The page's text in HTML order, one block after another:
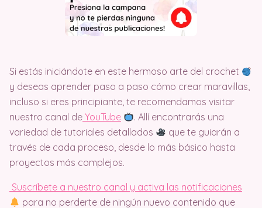
Si estás iniciándote en este hermoso arte del crochet
y deseas aprender paso a paso cómo crear maravillas,
incluso si eres principiante, te recomendamos visitar
nuestro canal de YouTube
. Allí encontrarás una
variedad de tutoriales detallados
que te guiarán a
través de cada proceso, desde lo más básico hasta
proyectos más complejos.
Suscríbete a nuestro canal y activa las notificaciones
para no perderte de ningún nuevo contenido que